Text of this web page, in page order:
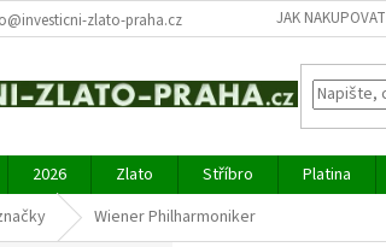
zlato-praha.cz JAK NAKUPOVAT
2026 Zlato Stříbro Platina
Wiener Philharmoniker